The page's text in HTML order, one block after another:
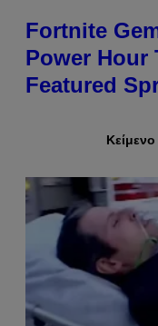
Fortnite
Power Hour
Featured
Κείμενο